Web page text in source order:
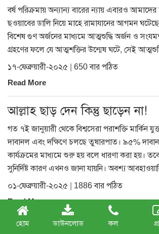
হোম ডাউনলোড কল
বর্ষ পরিক্রমায় অন্যান্য বারের ন্যায় এবারও
ছওয়াবের ডালি নিয়ে মাহে রামাযানের আগমন
বিশেষ গুণ অর্জনের মাধ্যমে আত্মশুদ্ধি অর্জন ও
গ্রহণের ফলে যে আত্মশক্তির উন্মেষ ঘটে, সেই
১৭-ফেব্রুয়ারী-২০২৫ | 650 বার পঠিত
Read More
আল্লাহ ছাড় দেন কিন্তু ছাড়েন না!
গত ৭ই জানুয়ারী থেকে বিশ্বসেরা পরাশক্তি মার্কিন
দাবানল এবং দক্ষিণে চলছে তুষারপাত। ৯৫%
কার্যক্রমের মাধ্যমে শুরু হয় বলে ধারণা করা হয়।
সুনির্দিষ্ট কারণ এখনও জানা যায়নি। অবশ্য
০১-ফেব্রুয়ারী-২০২৫ | 1886 বার পঠিত
Read More
আমরা শোকাহত, স্তম্ভিত, শংকিত